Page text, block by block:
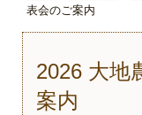
表会のご案内
2026 大地
案内